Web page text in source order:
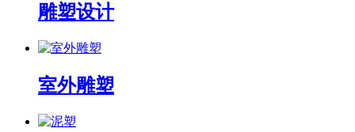
雕塑设计
室外雕塑